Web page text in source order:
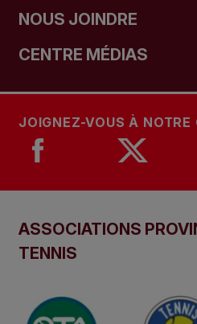
NOUS JOINDRE
CENTRE MÉDIAS
JOIGNEZ-VOUS À NOTRE
ASSOCIATIONS
TENNIS